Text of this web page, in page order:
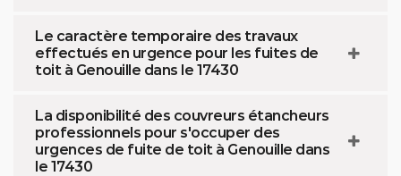
Le caractère temporaire des travaux
effectués en urgence pour les fuites de
toit à Genouille dans le 17430
La disponibilité des couvreurs étancheurs
professionnels pour s'occuper des
urgences de fuite de toit à Genouille dans
le 17430